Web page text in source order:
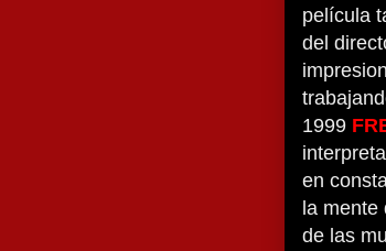
película
del
1999
en
la
de las